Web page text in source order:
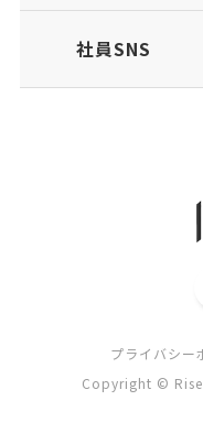
社員SNS
プライバシー
Copyright ©